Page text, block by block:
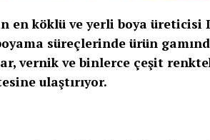
en köklü ve yerli boya üreticisi
süreçlerinde ürün
vernik ve binlerce çeşit
ulaştırıyor.